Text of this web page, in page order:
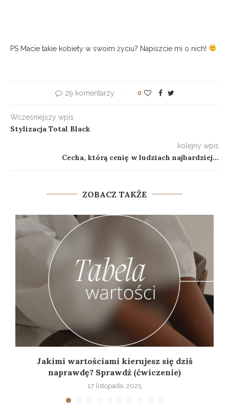
PS Macie takie kobiety w swoim życiu? Napiszcie mi o nich!
29 komentarzy 0
Wcześniejszy wpis
Stylizacja Total Black
kolejny wpis
Cecha, którą cenię w ludziach najbardziej…
ZOBACZ TAKŻE
Jakimi wartościami kierujesz się dziś
naprawdę? Sprawdź (ćwiczenie)
17 listopada, 2025